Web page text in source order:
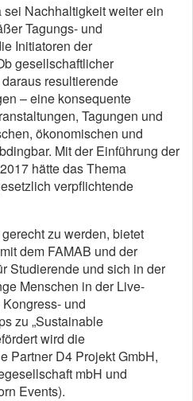
Nachhaltigkeit weiter ein
Tagungs- und
Initiatoren der
gesellschaftlicher
resultierende
– eine konsequente
Tagungen und
ökonomischen und
Mit der Einführung der
hätte das Thema
verpflichtende
zu werden, bietet
dem FAMAB und der
Studierende und sich in der
Menschen in der Live-
und
zu „Sustainable
wird die
Partner D4 Projekt GmbH,
mbH und
Events).